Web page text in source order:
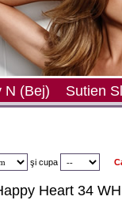
Light PU
şi cupa
Heart 34